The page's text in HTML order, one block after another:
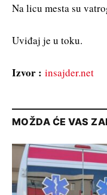
Na licu mesta su
Uviđaj je u toku.
Izvor : insajder.net
MOŽDA ĆE VAS